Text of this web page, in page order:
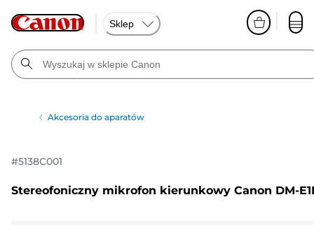
Sklep
Akcesoria do aparatów
#5138C001
Stereofoniczny mikrofon kierunkowy Canon DM-